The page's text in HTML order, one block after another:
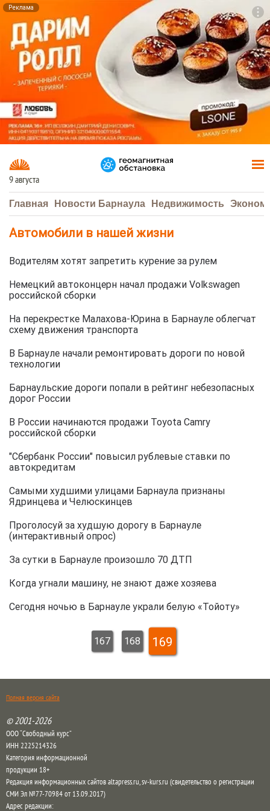
Реклама
9 августа
Главная Новости Барнаула Недвижимость
Автомобили в нашей жизни
Водителям хотят запретить курение за рулем
Немецкий автоконцерн начал продажи Volkswagen
российской сборки
На перекрестке Малахова-Юрина в Барнауле облегчат
схему движения транспорта
В Барнауле начали ремонтировать дороги по новой
технологии
Барнаульские дороги попали в рейтинг небезопасных
дорог России
В России начинаются продажи Toyota Camry
российской сборки
"Сбербанк России" повысил рублевые ставки по
автокредитам
Самыми худшими улицами Барнаула признаны
Ядринцева и Челюскинцев
Проголосуй за худшую дорогу в Барнауле
(интерактивный опрос)
За сутки в Барнауле произошло 70 ДТП
Когда угнали машину, не знают даже хозяева
Сегодня ночью в Барнауле украли белую «Тойоту»
167 168 169
Полная версия сайта
© 2001-2026
ООО “Свободный курс”
ИНН 2225214326
Категория информационной
продукции 18+
Редакция информационных сайтов altapress.ru, sv-kurs.ru (свидетельство о регистрации
СМИ Эл №77-70984 от 13.09.2017)
Адрес редакции: